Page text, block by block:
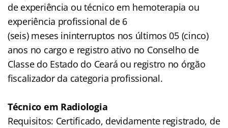
de experiência ou técnico em hemoterapia ou
experiência profissional de 6
(seis) meses ininterruptos nos últimos 05 (cinco)
anos no cargo e registro ativo no Conselho de
Classe do Estado do Ceará ou registro no órgão
fiscalizador da categoria profissional.
Técnico em Radiologia
Requisitos: Certificado, devidamente registrado, de